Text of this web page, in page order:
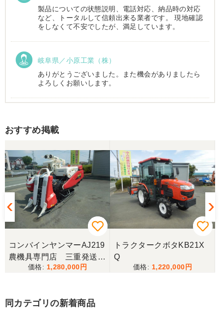
製品についての状態説明、電話対応、納品時の対応
など、トータルして信頼出来る業者です。 現地確認
をしなくて不安でしたが、満足しています。
岐阜県／小原工業（株）
ありがとうございました。また機会がありましたら
よろしくお願いします。
西川さま。電話対応から自社納車まで丁寧で信頼で
きる方です。農機はまたこちらで購入したいです。
岐阜県／
完璧に整備されており、対応も親切で丁寧。配送ま
で自社で対応してくださり本当にありがとうござい
ました。次回もこちらで購入させて頂きます。
今回もしっかり整備整備をしてくださり安心です大
事に長く使わせていただきますありがとうございま
す
岐阜県／田畑
おすすめ掲載
コンバインヤンマーAJ219
農機具専門店 三重発送整
備済み
1,280,000
トラクタークボタKB21X
Q
1,220,000
同カテゴリの新着商品